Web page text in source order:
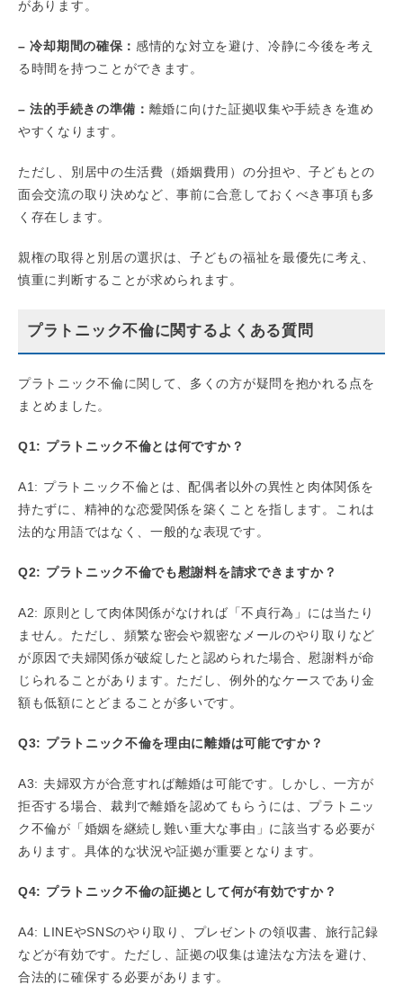
があります。
– 冷却期間の確保： 感情的な対立を避け、冷静に今後を考え
る時間を持つことができます。
– 法的手続きの準備： 離婚に向けた証拠収集や手続きを進め
やすくなります。
ただし、別居中の生活費（婚姻費用）の分担や、子どもとの
面会交流の取り決めなど、事前に合意しておくべき事項も多
く存在します。
親権の取得と別居の選択は、子どもの福祉を最優先に考え、
慎重に判断することが求められます。
プラトニック不倫に関するよくある質問
プラトニック不倫に関して、多くの方が疑問を抱かれる点を
まとめました。
Q1: プラトニック不倫とは何ですか？
A1: プラトニック不倫とは、配偶者以外の異性と肉体関係を
持たずに、精神的な恋愛関係を築くことを指します。これは
法的な用語ではなく、一般的な表現です。
Q2: プラトニック不倫でも慰謝料を請求できますか？
A2: 原則として肉体関係がなければ「不貞行為」には当たり
ません。ただし、頻繁な密会や親密なメールのやり取りなど
が原因で夫婦関係が破綻したと認められた場合、慰謝料が命
じられることがあります。ただし、例外的なケースであり金
額も低額にとどまることが多いです。
Q3: プラトニック不倫を理由に離婚は可能ですか？
A3: 夫婦双方が合意すれば離婚は可能です。しかし、一方が
拒否する場合、裁判で離婚を認めてもらうには、プラトニッ
ク不倫が「婚姻を継続し難い重大な事由」に該当する必要が
あります。具体的な状況や証拠が重要となります。
Q4: プラトニック不倫の証拠として何が有効ですか？
A4: LINEやSNSのやり取り、プレゼントの領収書、旅行記録
などが有効です。ただし、証拠の収集は違法な方法を避け、
合法的に確保する必要があります。